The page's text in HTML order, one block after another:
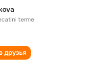
terme
друзья